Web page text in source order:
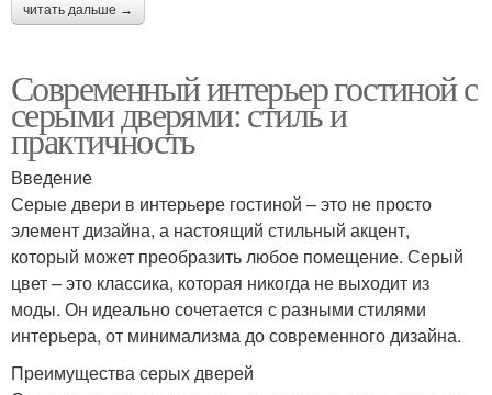
читать дальше →
Современный интерьер гостиной с
серыми дверями: стиль и
практичность
Введение
Серые двери в интерьере гостиной – это не просто
элемент дизайна, а настоящий стильный акцент,
который может преобразить любое помещение. Серый
цвет – это классика, которая никогда не выходит из
моды. Он идеально сочетается с разными стилями
интерьера, от минимализма до современного дизайна.
Преимущества серых дверей